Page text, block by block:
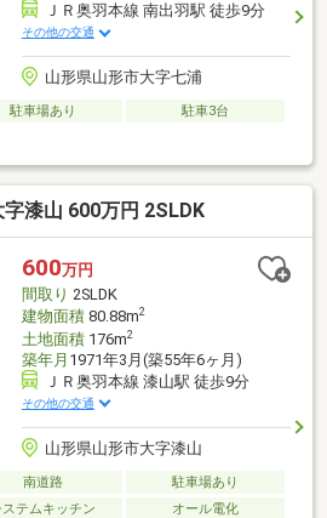
ＪＲ奥羽本線 南出羽駅 徒歩9分
その他の交通
山形県山形市大字七浦
駐車場あり
駐車3台
漆山 600万円 2SLDK
600万円
間取り 2SLDK
建物面積80.88m2
土地面積176m2
築年月 1971年3月(築55年6ヶ月)
ＪＲ奥羽本線 漆山駅 徒歩9分
その他の交通
山形県山形市大字漆山
南道路
駐車場あり
ステムキッチン オール電化